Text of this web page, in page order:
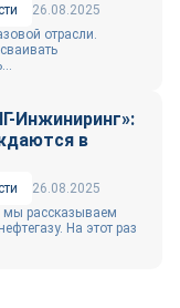
26.08.2025
отрасли.
Инжиниринг»:
в
26.08.2025
мы рассказываем
На этот раз